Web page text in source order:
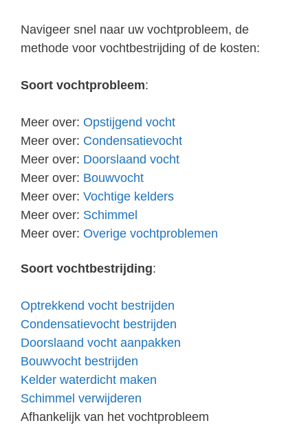
Navigeer snel naar uw vochtprobleem, de
methode voor vochtbestrijding of de kosten:
Soort vochtprobleem:
Meer over: Opstijgend vocht
Meer over: Condensatievocht
Meer over: Doorslaand vocht
Meer over: Bouwvocht
Meer over: Vochtige kelders
Meer over: Schimmel
Meer over: Overige vochtproblemen
Soort vochtbestrijding:
Optrekkend vocht bestrijden
Condensatievocht bestrijden
Doorslaand vocht aanpakken
Bouwvocht bestrijden
Kelder waterdicht maken
Schimmel verwijderen
Afhankelijk van het vochtprobleem